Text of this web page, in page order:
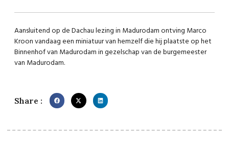
Aansluitend op de Dachau lezing in Madurodam ontving Marco
Kroon vandaag een miniatuur van hemzelf die hij plaatste op het
Binnenhof van Madurodam in gezelschap van de burgemeester
van Madurodam.
Share :